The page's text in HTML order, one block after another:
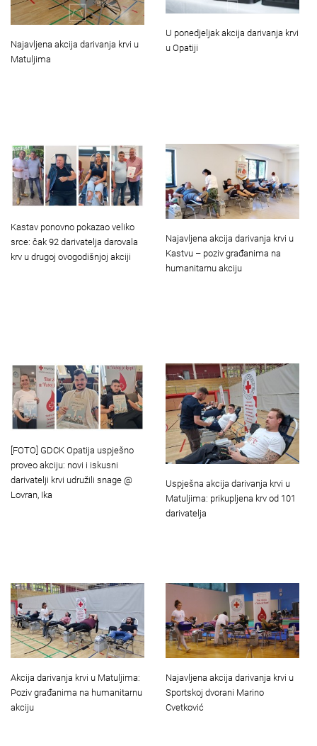
Najavljena akcija darivanja krvi u
Matuljima
U ponedjeljak akcija darivanja krvi
u Opatiji
Kastav ponovno pokazao veliko
srce: čak 92 darivatelja darovala
krv u drugoj ovogodišnjoj akciji
Najavljena akcija darivanja krvi u
Kastvu – poziv građanima na
humanitarnu akciju
[FOTO] GDCK Opatija uspješno
proveo akciju: novi i iskusni
darivatelji krvi udružili snage @
Lovran, Ika
Uspješna akcija darivanja krvi u
Matuljima: prikupljena krv od 101
darivatelja
Akcija darivanja krvi u Matuljima:
Poziv građanima na humanitarnu
akciju
Najavljena akcija darivanja krvi u
Sportskoj dvorani Marino
Cvetković